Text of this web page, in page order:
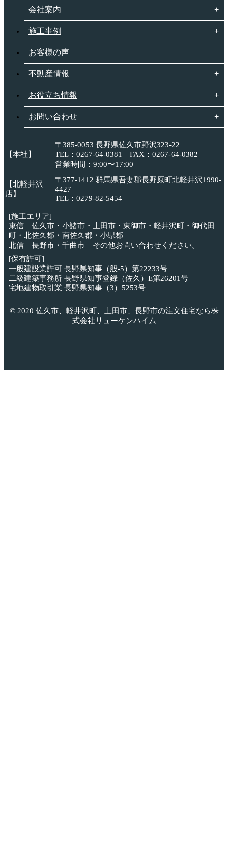
会社案内
施工事例
お客様の声
不動産情報
お役立ち情報
お問い合わせ
【本社】
〒385-0053 長野県佐久市野沢323-22
TEL：0267-64-0381 FAX：0267-64-0382
営業時間：9:00〜17:00
【北軽井沢
店】
〒377-1412 群馬県吾妻郡長野原町北軽井沢1990-
4427
TEL：0279-82-5454
[施工エリア]
東信 佐久市・小諸市・上田市・東御市・軽井沢町・御代田
町・北佐久郡・南佐久郡・小県郡
北信 長野市・千曲市 その他お問い合わせください。
[保有許可]
一般建設業許可 長野県知事（般-5）第22233号
二級建築事務所 長野県知事登録（佐久）E第26201号
宅地建物取引業 長野県知事（3）5253号
© 2020 佐久市、軽井沢町、上田市、長野市の注文住宅なら株
式会社リューケンハイム